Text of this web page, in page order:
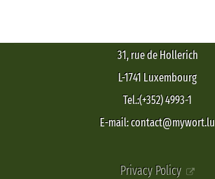
31, rue de Hollerich
L-1741 Luxembourg
Tel.:(+352) 4993-1
E-mail: contact@mywort.lu
Privacy Policy